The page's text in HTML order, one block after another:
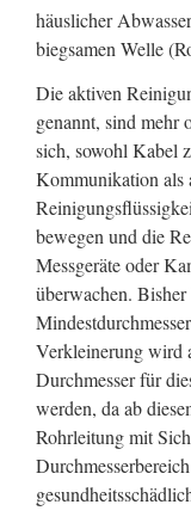
häuslicher
biegsamen Welle
Die aktiven
genannt, sind mehr
sich, sowohl Kabel
Kommunikation als
bewegen und die
Messgeräte oder
überwachen.
Verkleinerung wird
Durchmesser für
werden, da ab
Rohrleitung mit